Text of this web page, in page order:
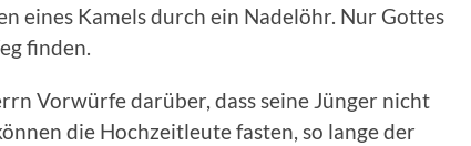
eines Kamels durch ein Nadelöhr. Nur Gottes
finden.
Vorwürfe darüber, dass seine Jünger nicht
die Hochzeitleute fasten, so lange der